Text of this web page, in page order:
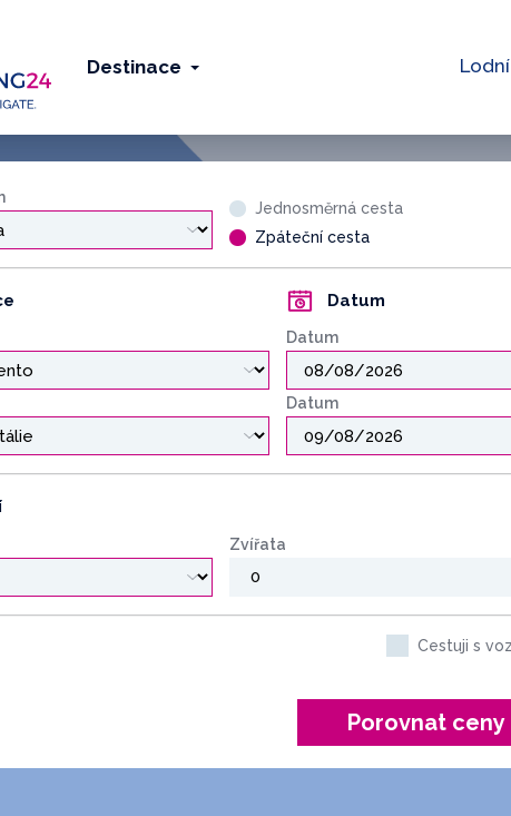
Destinace
Jednosměrná cesta
Zpáteční cesta
Datum
Datum
Datum
Zvířata
Cestuji s
Porovnat ceny